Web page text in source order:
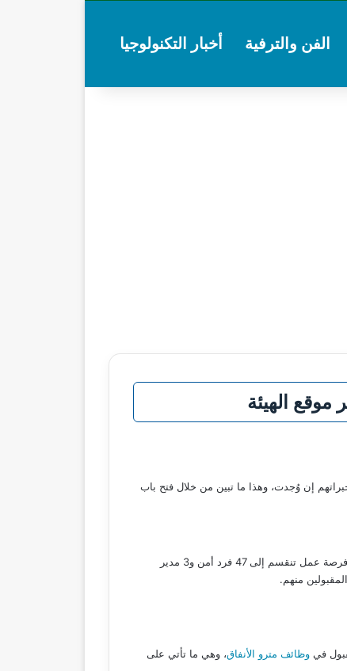
الفن والترفية أخبار التكنولوجيا
إن وُجدت، وهذا ما تبين من خلال فتح باب
باب التقديم على سلسلة من الوظائف لدى مترو الأنفاق لباقة من أبناء الشعب، وهي ما وصلت إلى 50 فرصة عمل تنقسم إلى 47 فرد أمن و3 مدير
منهم.
في وظائف مترو الأنفاق، وهي ما تأتي على